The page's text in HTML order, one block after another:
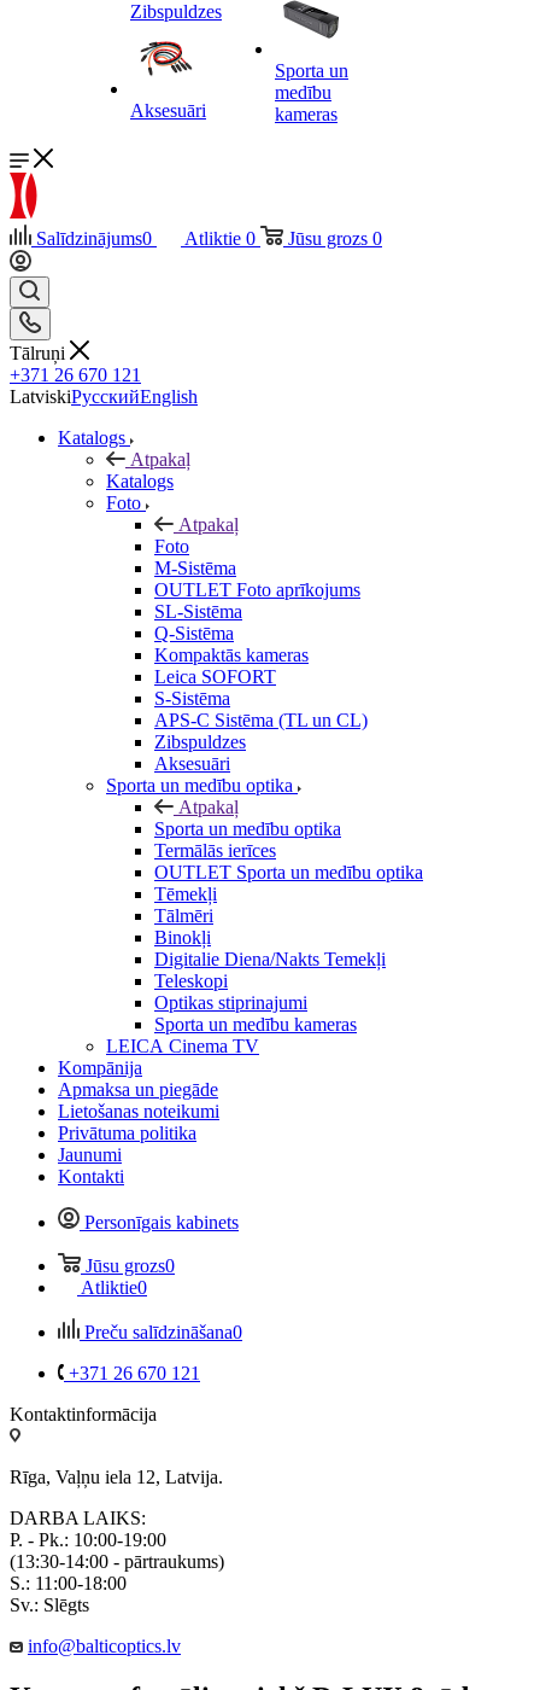
Zibspuldzes
Aksesuāri
Sporta un
medību
kameras
Salīdzinājums0 Atliktie 0 Jūsu grozs 0
Tālruņi
+371 26 670 121
LatviskiРусскийEnglish
Katalogs
Atpakaļ
Katalogs
Foto
Atpakaļ
Foto
M-Sistēma
OUTLET Foto aprīkojums
SL-Sistēma
Q-Sistēma
Kompaktās kameras
Leica SOFORT
S-Sistēma
APS-C Sistēma (TL un CL)
Zibspuldzes
Aksesuāri
Sporta un medību optika
Atpakaļ
Sporta un medību optika
Termālās ierīces
OUTLET Sporta un medību optika
Tēmekļi
Tālmēri
Binokļi
Digitalie Diena/Nakts Temekļi
Teleskopi
Optikas stiprinajumi
Sporta un medību kameras
LEICA Cinema TV
Kompānija
Apmaksa un piegāde
Lietošanas noteikumi
Privātuma politika
Jaunumi
Kontakti
Personīgais kabinets
Jūsu grozs0
Atliktie0
Preču salīdzināšana0
+371 26 670 121
Kontaktinformācija
Rīga, Vaļņu iela 12, Latvija.
DARBA LAIKS:
P. - Pk.: 10:00-19:00
(13:30-14:00 - pārtraukums)
S.: 11:00-18:00
Sv.: Slēgts
info@balticoptics.lv